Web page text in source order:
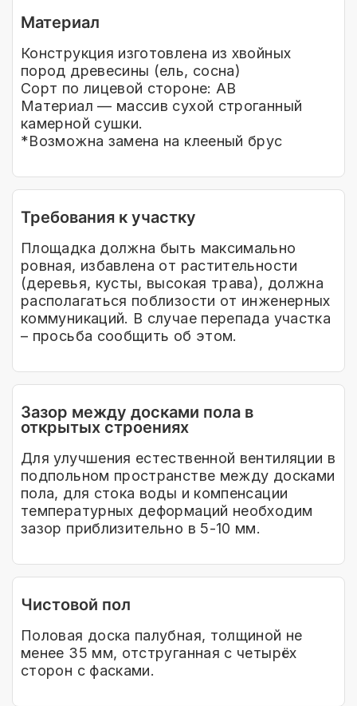
Материал
Конструкция изготовлена из хвойных
пород древесины (ель, сосна)
Сорт по лицевой стороне: АВ
Материал — массив сухой строганный
камерной сушки.
*Возможна замена на клееный брус
Требования к участку
Площадка должна быть максимально
ровная, избавлена от растительности
(деревья, кусты, высокая трава), должна
располагаться поблизости от инженерных
коммуникаций. В случае перепада участка
– просьба сообщить об этом.
Зазор между досками пола в
открытых строениях
Для улучшения естественной вентиляции в
подпольном пространстве между досками
пола, для стока воды и компенсации
температурных деформаций необходим
зазор приблизительно в 5-10 мм.
Чистовой пол
Половая доска палубная, толщиной не
менее 35 мм, отструганная с четырёх
сторон с фасками.